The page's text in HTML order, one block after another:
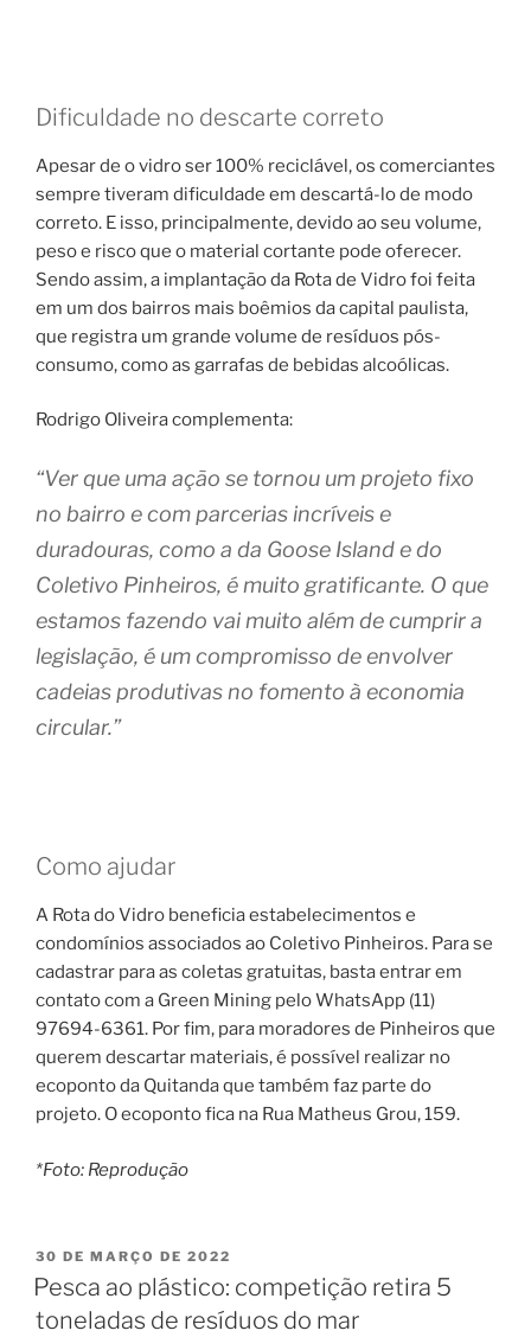
Dificuldade no descarte correto
Apesar de o vidro ser 100% reciclável, os comerciantes
sempre tiveram dificuldade em descartá-lo de modo
correto. E isso, principalmente, devido ao seu volume,
peso e risco que o material cortante pode oferecer.
Sendo assim, a implantação da Rota de Vidro foi feita
em um dos bairros mais boêmios da capital paulista,
que registra um grande volume de resíduos pós-
consumo, como as garrafas de bebidas alcoólicas.
Rodrigo Oliveira complementa:
“Ver que uma ação se tornou um projeto fixo
no bairro e com parcerias incríveis e
duradouras, como a da Goose Island e do
Coletivo Pinheiros, é muito gratificante. O que
estamos fazendo vai muito além de cumprir a
legislação, é um compromisso de envolver
cadeias produtivas no fomento à economia
circular.”
Como ajudar
A Rota do Vidro beneficia estabelecimentos e
condomínios associados ao Coletivo Pinheiros. Para se
cadastrar para as coletas gratuitas, basta entrar em
contato com a Green Mining pelo WhatsApp (11)
97694-6361. Por fim, para moradores de Pinheiros que
querem descartar materiais, é possível realizar no
ecoponto da Quitanda que também faz parte do
projeto. O ecoponto fica na Rua Matheus Grou, 159.
*Foto: Reprodução
PUBLICADO
EM
30 DE MARÇO DE 2022
Pesca ao plástico: competição retira 5
toneladas de resíduos do mar